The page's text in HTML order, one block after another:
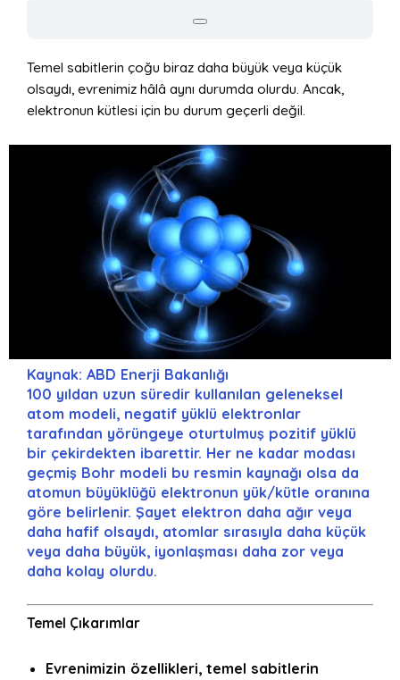
Temel sabitlerin çoğu biraz daha büyük veya küçük
olsaydı, evrenimiz hâlâ aynı durumda olurdu. Ancak,
elektronun kütlesi için bu durum geçerli değil.
Kaynak: ABD Enerji Bakanlığı
100 yıldan uzun süredir kullanılan geleneksel
atom modeli, negatif yüklü elektronlar
tarafından yörüngeye oturtulmuş pozitif yüklü
bir çekirdekten ibarettir. Her ne kadar modası
geçmiş Bohr modeli bu resmin kaynağı olsa da
atomun büyüklüğü elektronun yük/kütle oranına
göre belirlenir. Şayet elektron daha ağır veya
daha hafif olsaydı, atomlar sırasıyla daha küçük
veya daha büyük, iyonlaşması daha zor veya
daha kolay olurdu.
Temel Çıkarımlar
Evrenimizin özellikleri, temel sabitlerin